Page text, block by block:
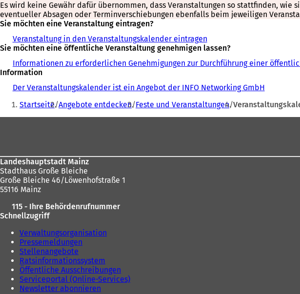
Es wird keine Gewähr dafür übernommen, dass Veranstaltungen so stattfinden,
eventueller Absagen oder Terminverschiebungen ebenfalls beim jeweiligen
Sie möchten eine Veranstaltung eintragen?
Veranstaltung in den Veranstaltungskalender eintragen
Sie möchten eine öffentliche Veranstaltung genehmigen lassen?
Informationen zu erforderlichen Genehmigungen zur Durchführung einer
Information
Der Veranstaltungskalender ist ein Angebot der INFO Networking GmbH
Sie
befinden
Startseite Angebote entdecken Feste und Veranstaltungen
Landeshauptstadt Mainz
Stadthaus Große Bleiche
Große Bleiche 46/Löwenhofstraße 1
55116 Mainz
115 - Ihre Behördenrufnummer
Schnellzugriff
Verwaltungsorganisation
Pressemeldungen
Stellenangebote
Ratsinformationssystem
Öffentliche Ausschreibungen
Serviceportal (Online-Services)
Newsletter abonnieren